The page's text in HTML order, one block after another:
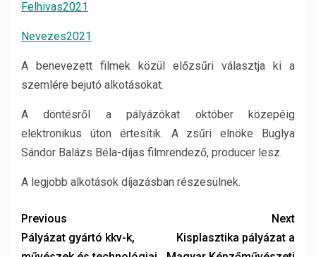
Felhivas2021
Nevezes2021
A benevezett filmek közül előzsűri választja ki a
szemlére bejutó alkotásokat.
A döntésről a pályázókat október közepéig
elektronikus úton értesítik. A zsűri elnöke Buglya
Sándor Balázs Béla-díjas filmrendező, producer lesz.
A legjobb alkotások díjazásban részesülnek.
Previous
Pályázat gyártó kkv-k,
Next
Kisplasztika pályázat a